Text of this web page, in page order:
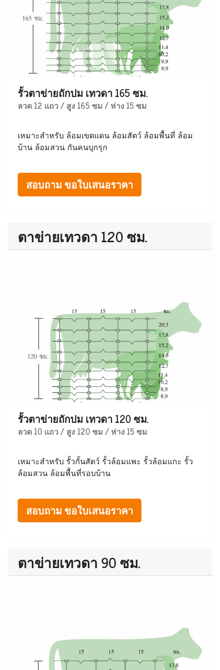
รั้วตาข่ายถักปม เทวดา 165 ซม.
ลวด 12 แถว / สูง 165 ซม / ห่าง 15 ซม
เหมาะสำหรับ ล้อมเขตแดน ล้อมสัตว์ ล้อมพื้นที่ ล้อม
บ้าน ล้อมสวน กันคนบุกรุก
สอบถาม ขอใบเสนอราคา
ตาข่ายเทวดา 120 ซม.
รั้วตาข่ายถักปม เทวดา 120 ซม.
ลวด 10 แถว / สูง 120 ซม / ห่าง 15 ซม
เหมาะสำหรับ รั้วกั้นสัตว์ รั้วล้อมแพะ รั้วล้อมแกะ รั้ว
ล้อมสวน ล้อมพื้นที่รอบบ้าน
สอบถาม ขอใบเสนอราคา
ตาข่ายเทวดา 90 ซม.